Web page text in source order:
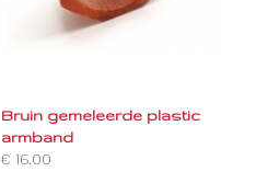
Bruin gemeleerde plastic
armband
€ 16,00